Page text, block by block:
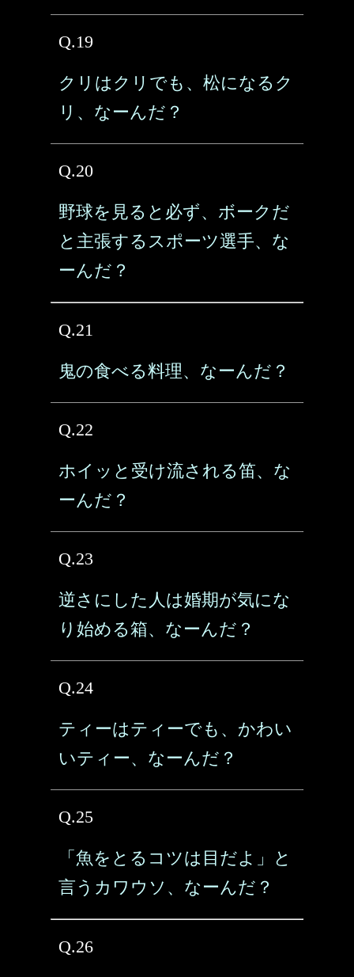
Q.19
クリはクリでも、松になるク
リ、なーんだ？
Q.20
野球を見ると必ず、ボークだ
と主張するスポーツ選手、な
ーんだ？
Q.21
鬼の食べる料理、なーんだ？
Q.22
ホイッと受け流される笛、な
ーんだ？
Q.23
逆さにした人は婚期が気にな
り始める箱、なーんだ？
Q.24
ティーはティーでも、かわい
いティー、なーんだ？
Q.25
「魚をとるコツは目だよ」と
言うカワウソ、なーんだ？
Q.26